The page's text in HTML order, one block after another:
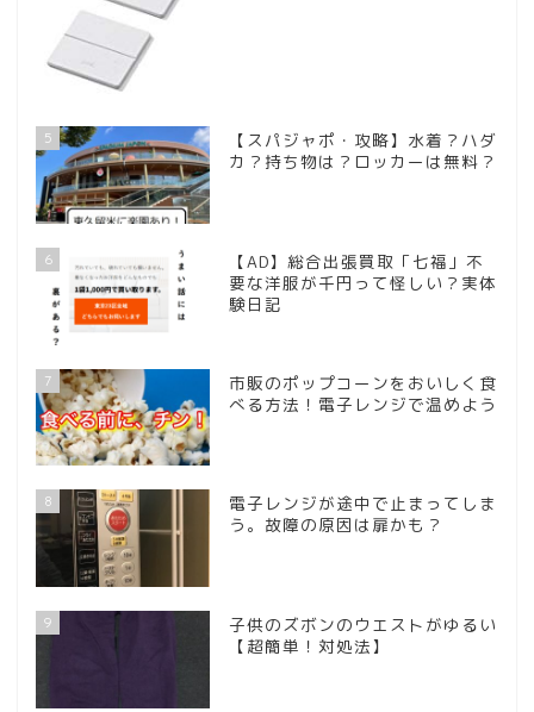
5
【スパジャポ・攻略】水着？ハダ
カ？持ち物は？ロッカーは無料？
6
【AD】総合出張買取「七福」不
要な洋服が千円って怪しい？実体
験日記
7
市販のポップコーンをおいしく食
べる方法！電子レンジで温めよう
8
電子レンジが途中で止まってしま
う。故障の原因は扉かも？
9
子供のズボンのウエストがゆるい
【超簡単！対処法】